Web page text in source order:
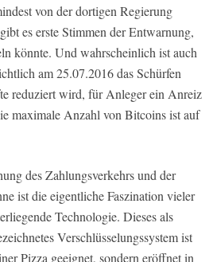
von der dortigen Regierung
es erste Stimmen der Entwarnung,
könnte. Und wahrscheinlich ist auch
am 25.07.2016 das Schürfen
reduziert wird, für Anleger ein Anreiz
maximale Anzahl von Bitcoins ist auf
des Zahlungsverkehrs und der
ist die eigentliche Faszination vieler
Technologie. Dieses als
Verschlüsselungssystem ist
Pizza geeignet, sondern eröffnet in